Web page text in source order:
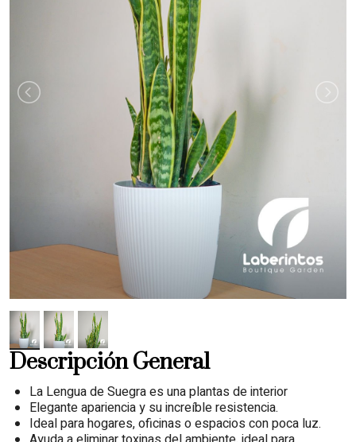
Descripción General
La Lengua de Suegra es una plantas de interior
Elegante apariencia y su increíble resistencia.
Ideal para hogares, oficinas o espacios con poca luz.